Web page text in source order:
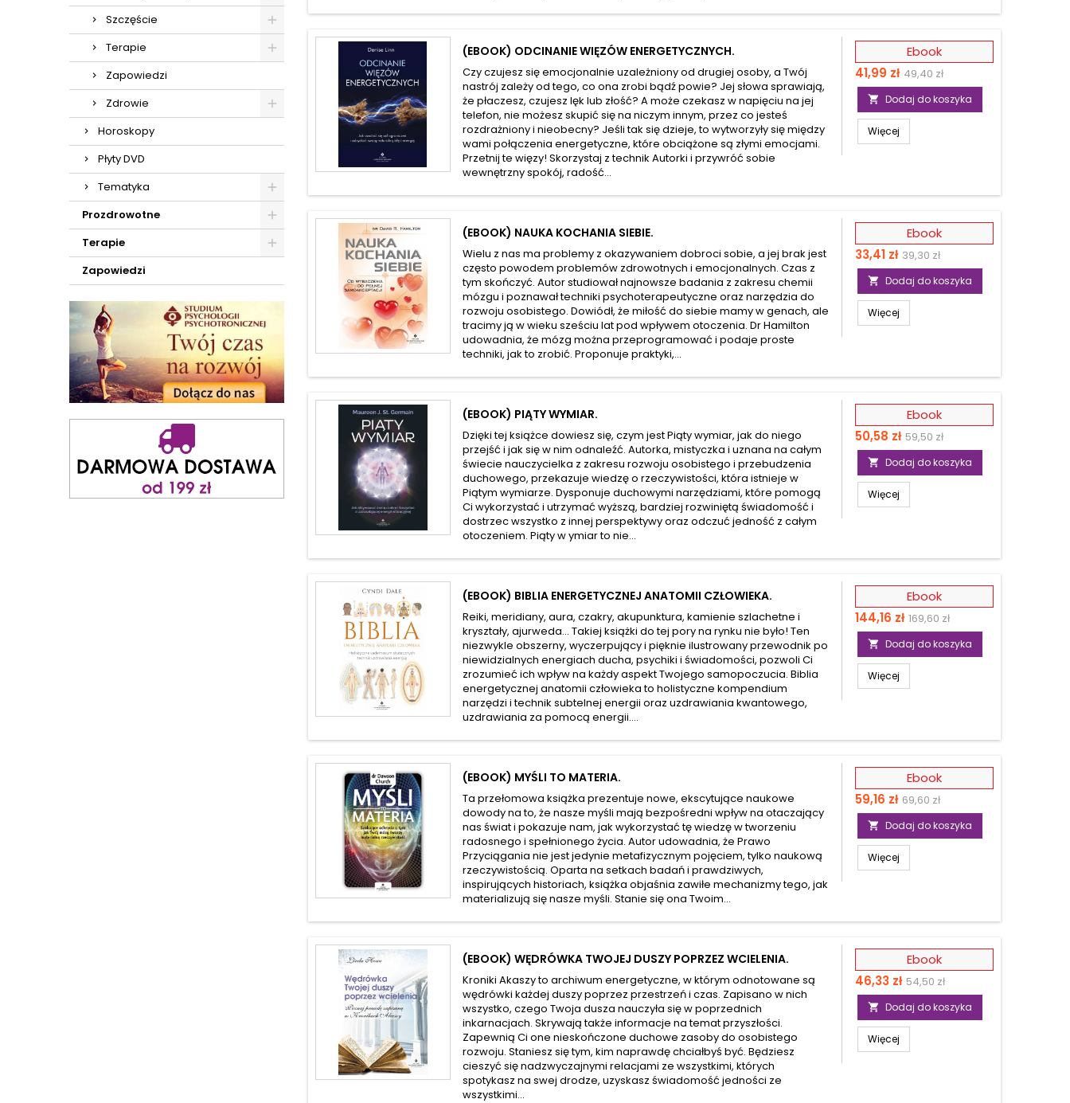
Szczęście
Terapie
Zapowiedzi
Zdrowie
Horoskopy
Płyty DVD
Tematyka
Prozdrowotne
Terapie
Zapowiedzi
(EBOOK) ODCINANIE WIĘZÓW ENERGETYCZNYCH.
Czy czujesz się emocjonalnie uzależniony od drugiej osoby, a Twój
nastrój zależy od tego, co ona zrobi bądź powie? Jej słowa sprawiają,
że płaczesz, czujesz lęk lub złość? A może czekasz w napięciu na jej
telefon, nie możesz skupić się na niczym innym, przez co jesteś
rozdrażniony i nieobecny? Jeśli tak się dzieje, to wytworzyły się między
wami połączenia energetyczne, które obciążone są złymi emocjami.
Przetnij te więzy! Skorzystaj z technik Autorki i przywróć sobie
wewnętrzny spokój, radość...
Ebook
Cena
41,99 zł Cena
podstawowa
49,40 zł
 Dodaj do koszyka
Więcej
(EBOOK) NAUKA KOCHANIA SIEBIE.
Wielu z nas ma problemy z okazywaniem dobroci sobie, a jej brak jest
często powodem problemów zdrowotnych i emocjonalnych. Czas z
tym skończyć. Autor studiował najnowsze badania z zakresu chemii
mózgu i poznawał techniki psychoterapeutyczne oraz narzędzia do
rozwoju osobistego. Dowiódł, że miłość do siebie mamy w genach, ale
tracimy ją w wieku sześciu lat pod wpływem otoczenia. Dr Hamilton
udowadnia, że mózg można przeprogramować i podaje proste
techniki, jak to zrobić. Proponuje praktyki,...
Ebook
Cena
33,41 zł Cena
podstawowa
39,30 zł
 Dodaj do koszyka
Więcej
(EBOOK) PIĄTY WYMIAR.
Dzięki tej książce dowiesz się, czym jest Piąty wymiar, jak do niego
przejść i jak się w nim odnaleźć. Autorka, mistyczka i uznana na całym
świecie nauczycielka z zakresu rozwoju osobistego i przebudzenia
duchowego, przekazuje wiedzę o rzeczywistości, która istnieje w
Piątym wymiarze. Dysponuje duchowymi narzędziami, które pomogą
Ci wykorzystać i utrzymać wyższą, bardziej rozwiniętą świadomość i
dostrzec wszystko z innej perspektywy oraz odczuć jedność z całym
otoczeniem. Piąty w ymiar to nie...
Ebook
Cena
50,58 zł Cena
podstawowa
59,50 zł
 Dodaj do koszyka
Więcej
(EBOOK) BIBLIA ENERGETYCZNEJ ANATOMII CZŁOWIEKA.
Reiki, meridiany, aura, czakry, akupunktura, kamienie szlachetne i
kryształy, ajurweda… Takiej książki do tej pory na rynku nie było! Ten
niezwykle obszerny, wyczerpujący i pięknie ilustrowany przewodnik po
niewidzialnych energiach ducha, psychiki i świadomości, pozwoli Ci
zrozumieć ich wpływ na każdy aspekt Twojego samopoczucia. Biblia
energetycznej anatomii człowieka to holistyczne kompendium
narzędzi i technik subtelnej energii oraz uzdrawiania kwantowego,
uzdrawiania za pomocą energii....
Ebook
Cena
144,16 zł Cena
podstawowa
169,60 zł
 Dodaj do koszyka
Więcej
(EBOOK) MYŚLI TO MATERIA.
Ta przełomowa książka prezentuje nowe, ekscytujące naukowe
dowody na to, że nasze myśli mają bezpośredni wpływ na otaczający
nas świat i pokazuje nam, jak wykorzystać tę wiedzę w tworzeniu
radosnego i spełnionego życia. Autor udowadnia, że Prawo
Przyciągania nie jest jedynie metafizycznym pojęciem, tylko naukową
rzeczywistością. Oparta na setkach badań i prawdziwych,
inspirujących historiach, książka objaśnia zawiłe mechanizmy tego, jak
materializują się nasze myśli. Stanie się ona Twoim...
Ebook
Cena
59,16 zł Cena
podstawowa
69,60 zł
 Dodaj do koszyka
Więcej
(EBOOK) WĘDRÓWKA TWOJEJ DUSZY POPRZEZ WCIELENIA.
Kroniki Akaszy to archiwum energetyczne, w którym odnotowane są
wędrówki każdej duszy poprzez przestrzeń i czas. Zapisano w nich
wszystko, czego Twoja dusza nauczyła się w poprzednich
inkarnacjach. Skrywają także informacje na temat przyszłości.
Zapewnią Ci one nieskończone duchowe zasoby do osobistego
rozwoju. Staniesz się tym, kim naprawdę chciałbyś być. Będziesz
cieszyć się nadzwyczajnymi relacjami ze wszystkimi, których
spotykasz na swej drodze, uzyskasz świadomość jedności ze
wszystkimi...
Ebook
Cena
46,33 zł Cena
podstawowa
54,50 zł
 Dodaj do koszyka
Więcej